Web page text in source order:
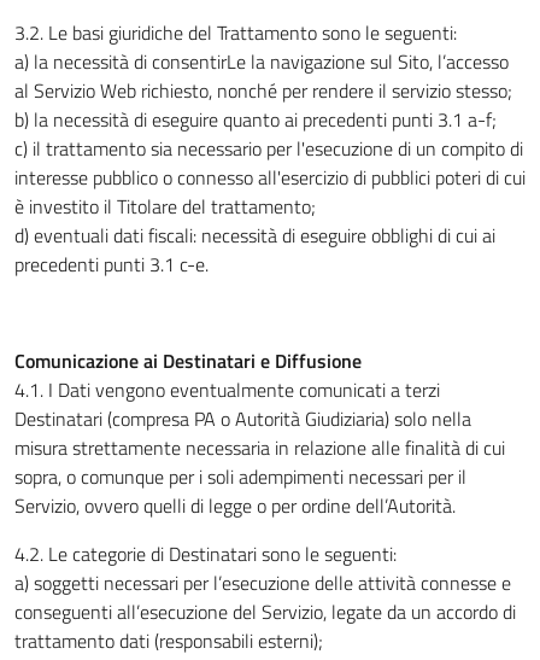
3.2. Le basi giuridiche del Trattamento sono le seguenti:
a) la necessità di consentirLe la navigazione sul Sito, l’accesso
al Servizio Web richiesto, nonché per rendere il servizio stesso;
b) la necessità di eseguire quanto ai precedenti punti 3.1 a-f;
c) il trattamento sia necessario per l'esecuzione di un compito di
interesse pubblico o connesso all'esercizio di pubblici poteri di cui
è investito il Titolare del trattamento;
d) eventuali dati fiscali: necessità di eseguire obblighi di cui ai
precedenti punti 3.1 c-e.
Comunicazione ai Destinatari e Diffusione
4.1. I Dati vengono eventualmente comunicati a terzi
Destinatari (compresa PA o Autorità Giudiziaria) solo nella
misura strettamente necessaria in relazione alle finalità di cui
sopra, o comunque per i soli adempimenti necessari per il
Servizio, ovvero quelli di legge o per ordine dell’Autorità.
4.2. Le categorie di Destinatari sono le seguenti:
a) soggetti necessari per l’esecuzione delle attività connesse e
conseguenti all’esecuzione del Servizio, legate da un accordo di
trattamento dati (responsabili esterni);